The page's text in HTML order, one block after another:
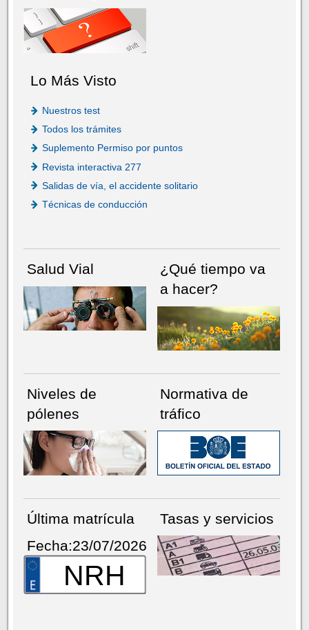
Lo Más Visto
Nuestros test
Todos los trámites
Suplemento Permiso por puntos
Revista interactiva 277
Salidas de vía, el accidente solitario
Técnicas de conducción
Salud Vial
¿Qué tiempo va
a hacer?
Niveles de
pólenes
Normativa de
tráfico
Última matrícula
Fecha:23/07/2026
NRH
Tasas y servicios